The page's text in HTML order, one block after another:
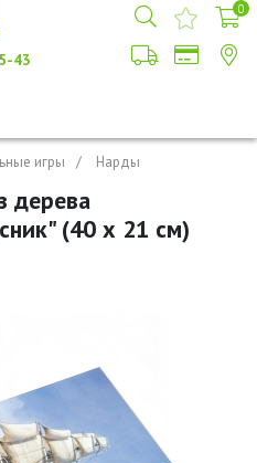
43
0
игры Нарды
дерева
(40 х 21 см)